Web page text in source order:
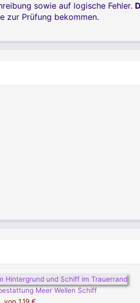
sowie auf logische Fehler.
zur Prüfung bekommen.
Meer Wellen Schiff
von 1,19 €